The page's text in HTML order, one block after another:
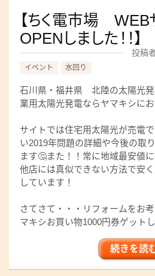
【ちく電市場 WEB
OPENしました！！】
投稿
イベント 水回り
石川県・福井県 北陸の太陽光
業用太陽光発電ならヤマキシにお
サイトでは住宅用太陽光が売電
い2019年問題の詳細や今後の取
ます🤔また！！常に地域最安値
他店には真似できない方法で安
しています！
さてさて・・・リフォームをお
マキシお買い物1000円券ゲット
続きを読